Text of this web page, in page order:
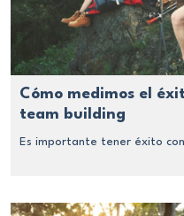
Cómo medimos el
team building
Es importante tener éxito